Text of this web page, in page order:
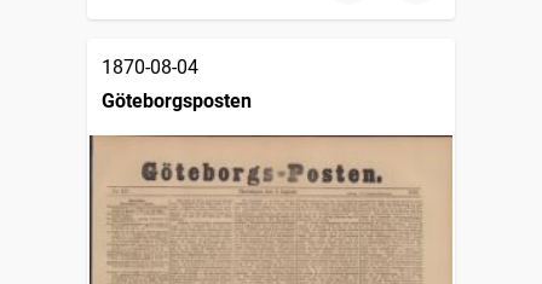
1870-08-04
Göteborgsposten